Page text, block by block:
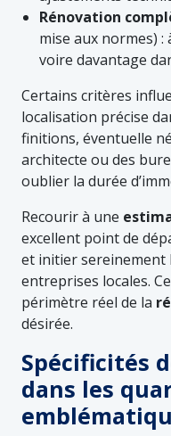
Rénovation
mise aux normes)
voire davantage
Certains critères
localisation précise
finitions, éventuelle
architecte ou des
oublier la durée
Recourir à une
excellent point de
et initier sereinement
entreprises locales.
périmètre réel de la
désirée.
Spécificités
dans les